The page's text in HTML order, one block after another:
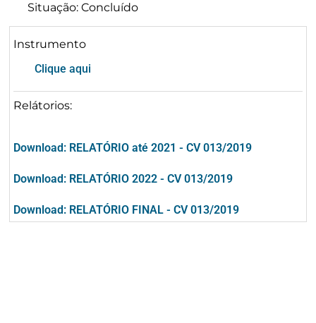
Situação: Concluído
Instrumento
Clique aqui
Relátorios:
Download: RELATÓRIO até 2021 - CV 013/2019
Download: RELATÓRIO 2022 - CV 013/2019
Download: RELATÓRIO FINAL - CV 013/2019